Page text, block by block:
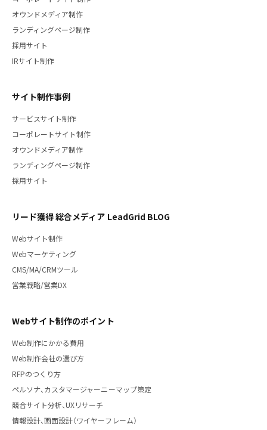
オウンドメディア制作
ランディングページ制作
採用サイト
IRサイト制作
サイト制作事例
サービスサイト制作
コーポレートサイト制作
オウンドメディア制作
ランディングページ制作
採用サイト
リード獲得 総合メディア LeadGrid BLOG
Webサイト制作
Webマーケティング
CMS/MA/CRMツール
営業戦略/営業DX
Webサイト制作のポイント
Web制作にかかる費用
Web制作会社の選び方
RFPのつくり方
ペルソナ、カスタマージャーニーマップ策定
競合サイト分析、UXリサーチ
情報設計、画面設計（ワイヤーフレーム）